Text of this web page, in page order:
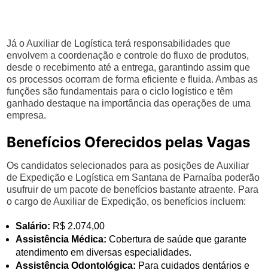
Já o Auxiliar de Logística terá responsabilidades que
envolvem a coordenação e controle do fluxo de produtos,
desde o recebimento até a entrega, garantindo assim que
os processos ocorram de forma eficiente e fluida. Ambas as
funções são fundamentais para o ciclo logístico e têm
ganhado destaque na importância das operações de uma
empresa.
Benefícios Oferecidos pelas Vagas
Os candidatos selecionados para as posições de Auxiliar
de Expedição e Logística em Santana de Parnaíba poderão
usufruir de um pacote de benefícios bastante atraente. Para
o cargo de Auxiliar de Expedição, os benefícios incluem:
Salário: R$ 2.074,00
Assistência Médica: Cobertura de saúde que garante
atendimento em diversas especialidades.
Assistência Odontológica: Para cuidados dentários e